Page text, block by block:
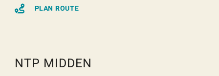
PLAN ROUTE
NTP MIDDEN